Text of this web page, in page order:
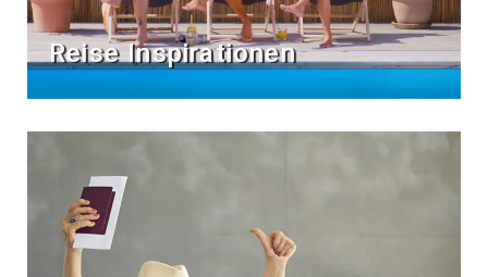
Reise Inspirationen